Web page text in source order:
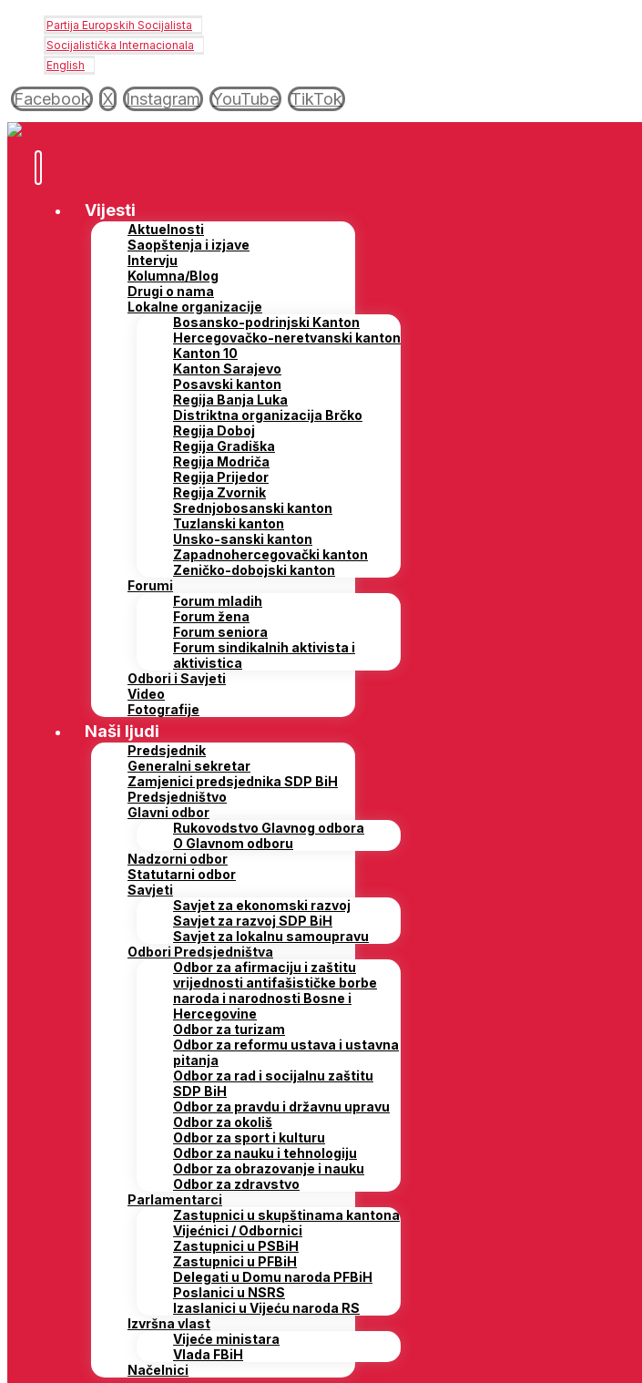
Partija Europskih Socijalista
Socijalistička Internacionala
English
Facebook X Instagram YouTube TikTok
Vijesti
Aktuelnosti
Saopštenja i izjave
Intervju
Kolumna/Blog
Drugi o nama
Lokalne organizacije
Bosansko-podrinjski Kanton
Hercegovačko-neretvanski kanton
Kanton 10
Kanton Sarajevo
Posavski kanton
Regija Banja Luka
Distriktna organizacija Brčko
Regija Doboj
Regija Gradiška
Regija Modriča
Regija Prijedor
Regija Zvornik
Srednjobosanski kanton
Tuzlanski kanton
Unsko-sanski kanton
Zapadnohercegovački kanton
Zeničko-dobojski kanton
Forumi
Forum mladih
Forum žena
Forum seniora
Forum sindikalnih aktivista i
aktivistica
Odbori i Savjeti
Video
Fotografije
Naši ljudi
Predsjednik
Generalni sekretar
Zamjenici predsjednika SDP BiH
Predsjedništvo
Glavni odbor
Rukovodstvo Glavnog odbora
O Glavnom odboru
Nadzorni odbor
Statutarni odbor
Savjeti
Savjet za ekonomski razvoj
Savjet za razvoj SDP BiH
Savjet za lokalnu samoupravu
Odbori Predsjedništva
Odbor za afirmaciju i zaštitu
vrijednosti antifašističke borbe
naroda i narodnosti Bosne i
Hercegovine
Odbor za turizam
Odbor za reformu ustava i ustavna
pitanja
Odbor za rad i socijalnu zaštitu
SDP BiH
Odbor za pravdu i državnu upravu
Odbor za okoliš
Odbor za sport i kulturu
Odbor za nauku i tehnologiju
Odbor za obrazovanje i nauku
Odbor za zdravstvo
Parlamentarci
Zastupnici u skupštinama kantona
Vijećnici / Odbornici
Zastupnici u PSBiH
Zastupnici u PFBiH
Delegati u Domu naroda PFBiH
Poslanici u NSRS
Izaslanici u Vijeću naroda RS
Izvršna vlast
Vijeće ministara
Vlada FBiH
Načelnici